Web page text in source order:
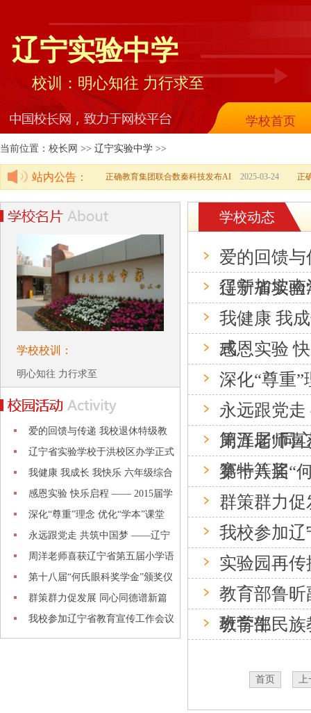
辽宁实验中学
校训：明心知往 力行求至
学校首页
当前位置：校长网 >> 辽宁实验中学 >>
站内公告： 2025-03-24
正确教育集团联合数秦科技发布AI 正
学校校训：
明心知往 力行求至
爱的回馈与传递 我校退休特级教
师杨福
辽宁省实验学校于洪校区办学正式
启动
我健康 我成长 我快乐 六年级综合
素质
感恩实验 快乐启程 —— 2015届学
生毕
深化“尊重”理念 优化“学本”课堂
永远跟党走 共筑中国梦 ——辽宁
省实
周洋老师喜获辽宁省第五届小学语
文教
第十八届“何氏眼科奖学金”颁奖仪
式
群策群力促发展 同心同德谱新篇
我校参加辽宁省教育宣传工作会议
学校动态
爱的回馈
得新加坡
辽宁省实
我健康 我
式
感恩实验
深化“尊重”
永远跟党
第五届“同
周洋老师
赛特等奖
第十八届“
群策群力
我校参加
实验园再
教育部鲁
班学生
教育部民
首页 上